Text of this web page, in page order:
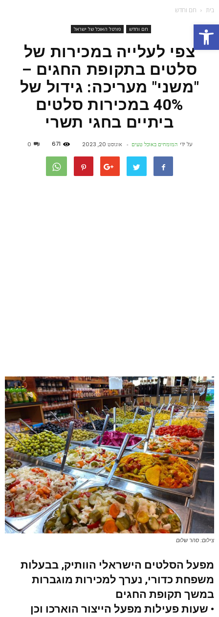
פתח סרגל נגישות
בית חם וחדש
חם וחדש פורטל האוכל של ישראל
צפי לעלייה במכירות של
סלטים בתקופת החגים –
"משני" מעריכה: גידול של
40% במכירות סלטים
ביתיים בחגי תשרי
על ידי המומחים באוכל טעים - אוגוסט 20, 2023 671
0
צילום: סהר שלום
מפעל הסלטים הישראלי הוותיק, בבעלות
משפחת כדורי, נערך למכירות מוגברות
במשך תקופת החגים
• שעות פעילות מפעל הייצור הוארכו וכן